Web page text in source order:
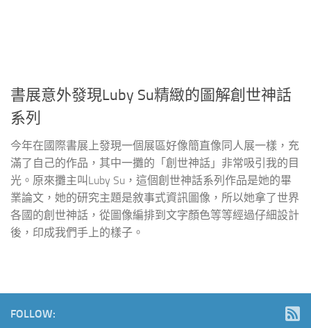
書展意外發現Luby Su精緻的圖解創世神話
系列
今年在國際書展上發現一個展區好像簡直像同人展一樣，充
滿了自己的作品，其中一攤的「創世神話」非常吸引我的目
光。原來攤主叫Luby Su，這個創世神話系列作品是她的畢
業論文，她的研究主題是敘事式資訊圖像，所以她拿了世界
各國的創世神話，從圖像編排到文字顏色等等經過仔細設計
後，印成我們手上的樣子。
FOLLOW: